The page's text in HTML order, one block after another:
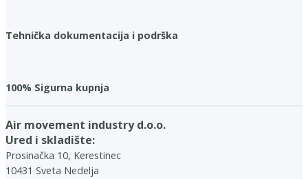
Tehnička dokumentacija i podrška
100% Sigurna kupnja
Air movement industry d.o.o.
Ured i skladište:
Prosinačka 10, Kerestinec
10431 Sveta Nedelja